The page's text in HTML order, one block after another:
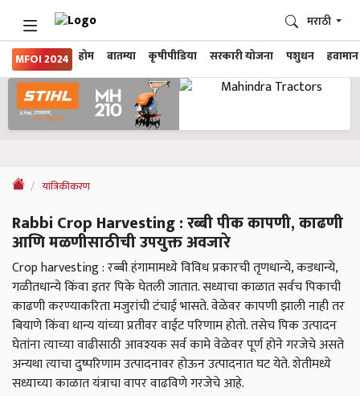
MFOI 2024 होम बातम्या कृषीपीडिया सरकारी योजना पशुधन हवामान
मराठी
यांत्रिकीकरण
Rabbi Crop Harvesting : रब्बी पीक कापणी, काढणी
आणि मळणीसाठीची उपयुक्त अवजारे
Crop harvesting : रब्बी हंगामामध्ये विविध प्रकारची तृणधान्ये, कडधान्ये,
गळीतधान्ये किंवा इतर पिके घेतली जातात. सध्याचा काळात सर्वच पिकाची
काढणी करण्याकरिता मजुरांची टंचाई भासते. वेळेवर कापणी झाली नाही तर
बियाणे किंवा धान्य यांच्या प्रतीवर वाईट परिणाम होतो. तसेच पिक उत्पादन
घेतांना त्याच्या वाढीसाठी आवश्यक सर्व कामे वेळेवर पूर्ण होने गरजेचे असते
अन्यथा त्याचा दुष्परिणाम उत्पादनावर होऊन उत्पादनात घट येते. शेतीमध्ये
सध्याच्या काळात यंत्राचा वापर वाढविणे गरजेचे आहे.